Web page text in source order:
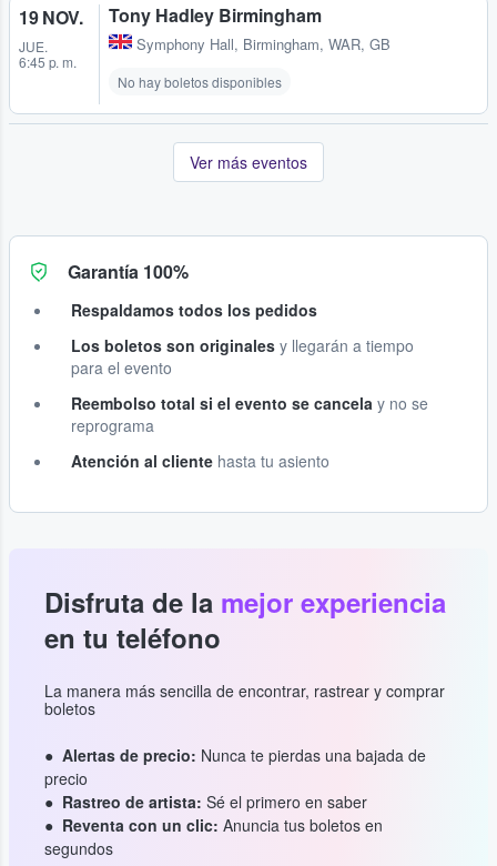
19 NOV.
JUE.
6:45 p. m.
Tony Hadley Birmingham
Symphony Hall, Birmingham, WAR, GB
No hay boletos disponibles
Ver más eventos
Garantía 100%
Respaldamos todos los pedidos
Los boletos son originales y llegarán a tiempo
para el evento
Reembolso total si el evento se cancela y no se
reprograma
Atención al cliente hasta tu asiento
Disfruta de la mejor experiencia
en tu teléfono
La manera más sencilla de encontrar, rastrear y comprar
boletos
Alertas de precio: Nunca te pierdas una bajada de
precio
Rastreo de artista: Sé el primero en saber
Reventa con un clic: Anuncia tus boletos en
segundos